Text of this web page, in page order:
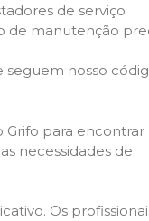
de serviço
de manutenção
seguem nosso
Grifo para encontrar
necessidades de
Os